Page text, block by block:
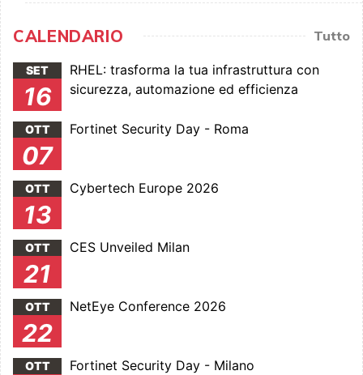
CALENDARIO Tutto
SET
16
RHEL: trasforma la tua infrastruttura con
sicurezza, automazione ed efficienza
OTT
07
Fortinet Security Day - Roma
OTT
13
Cybertech Europe 2026
OTT
21
CES Unveiled Milan
OTT
22
NetEye Conference 2026
OTT Fortinet Security Day - Milano